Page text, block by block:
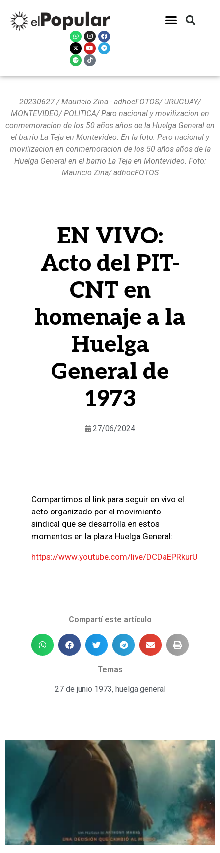
20230627 / Mauricio Zina - adhocFOTOS/ URUGUAY/
MONTEVIDEO/ POLITICA/ Paro nacional y movilizacion en
conmemoracion de los 50 años años de la Huelga General en
el barrio La Teja en Montevideo. En la foto: Paro nacional y
movilizacion en conmemoracion de los 50 años años de la
Huelga General en el barrio La Teja en Montevideo. Foto:
Mauricio Zina/ adhocFOTOS
EN VIVO:
Acto del PIT-
CNT en
homenaje a la
Huelga
General de
1973
27/06/2024
Compartimos el link para seguir en vivo el
acto organizado por el movimiento
sindical que se desarrolla en estos
momentos en la plaza Huelga General:
https://www.youtube.com/live/DCDaEPRkurU
Compartí este artículo
Temas
27 de junio 1973, huelga general